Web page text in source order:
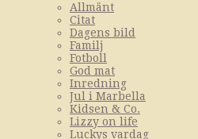
Allmänt
Citat
Dagens bild
Familj
Fotboll
God mat
Inredning
Jul i Marbella
Kidsen & Co.
Lizzy on life
Luckys vardag